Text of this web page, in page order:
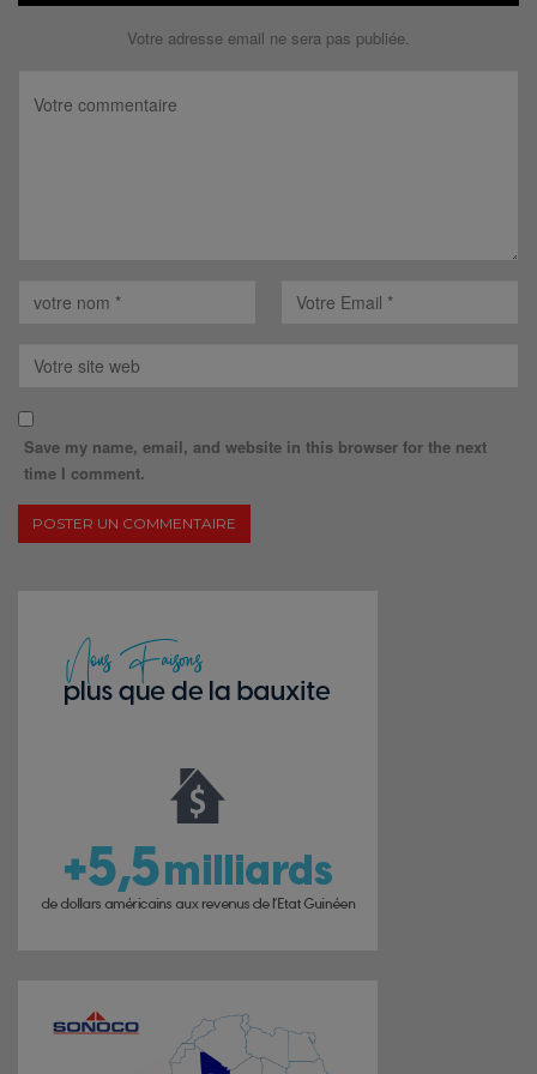
Votre adresse email ne sera pas publiée.
Save my name, email, and website in this browser for the next
time I comment.